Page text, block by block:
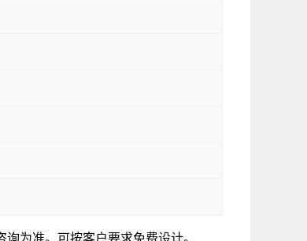
为准。可按客户要求免费设计。